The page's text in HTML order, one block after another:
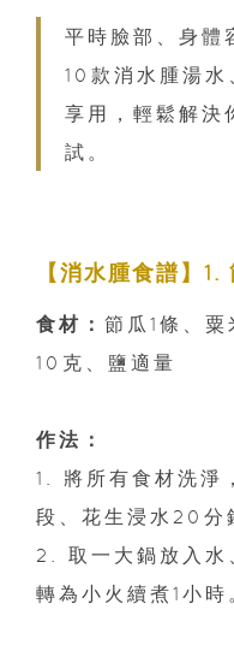
平時臉部、身體
10款消水腫湯水
享用，輕鬆解決
試。
【消水腫食譜】
食材： 節瓜1條、
10克、鹽適量
作法：
1. 將所有食材洗淨
段、花生浸水20分
2. 取一大鍋放入水
轉為小火續煮1小時